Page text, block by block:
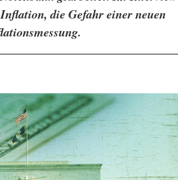
die Gefahr einer neuen